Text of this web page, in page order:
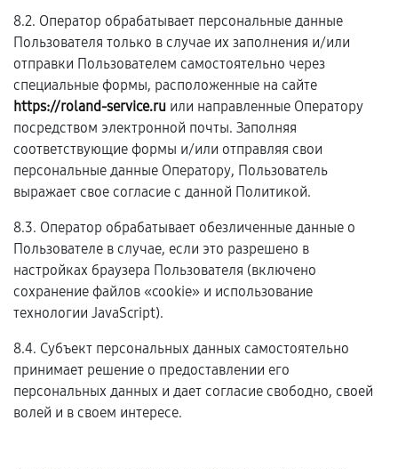
8.2. Оператор обрабатывает персональные данные
Пользователя только в случае их заполнения и/или
отправки Пользователем самостоятельно через
специальные формы, расположенные на сайте
https://roland-service.ru или направленные Оператору
посредством электронной почты. Заполняя
соответствующие формы и/или отправляя свои
персональные данные Оператору, Пользователь
выражает свое согласие с данной Политикой.
8.3. Оператор обрабатывает обезличенные данные о
Пользователе в случае, если это разрешено в
настройках браузера Пользователя (включено
сохранение файлов «cookie» и использование
технологии JavaScript).
8.4. Субъект персональных данных самостоятельно
принимает решение о предоставлении его
персональных данных и дает согласие свободно, своей
волей и в своем интересе.